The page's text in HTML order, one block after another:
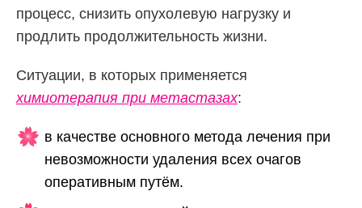
процесс, снизить опухолевую нагрузку и
продлить продолжительность жизни.
Ситуации, в которых применяется
химиотерапия при метастазах:
в качестве основного метода лечения при
невозможности удаления всех очагов
оперативным путём.